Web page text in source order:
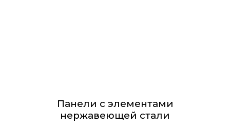
Панели с элементами
нержавеющей стали